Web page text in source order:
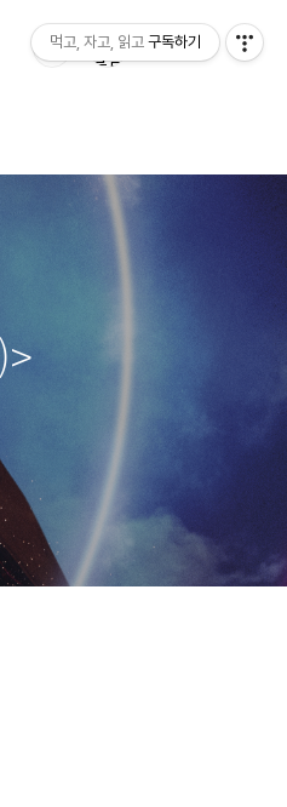
먹고, 자고, 읽고 구독하기